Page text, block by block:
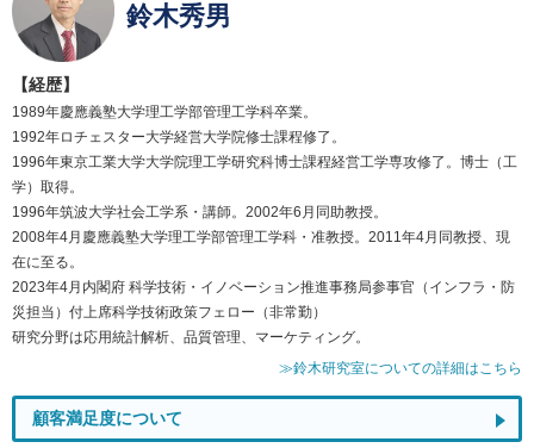
鈴木秀男
【経歴】
1989年慶應義塾大学理工学部管理工学科卒業。
1992年ロチェスター大学経営大学院修士課程修了。
1996年東京工業大学大学院理工学研究科博士課程経営工学専攻修了。博士（工
学）取得。
1996年筑波大学社会工学系・講師。2002年6月同助教授。
2008年4月慶應義塾大学理工学部管理工学科・准教授。2011年4月同教授、現
在に至る。
2023年4月内閣府 科学技術・イノベーション推進事務局参事官（インフラ・防
災担当）付上席科学技術政策フェロー（非常勤）
研究分野は応用統計解析、品質管理、マーケティング。
≫鈴木研究室についての詳細はこちら
顧客満足度について